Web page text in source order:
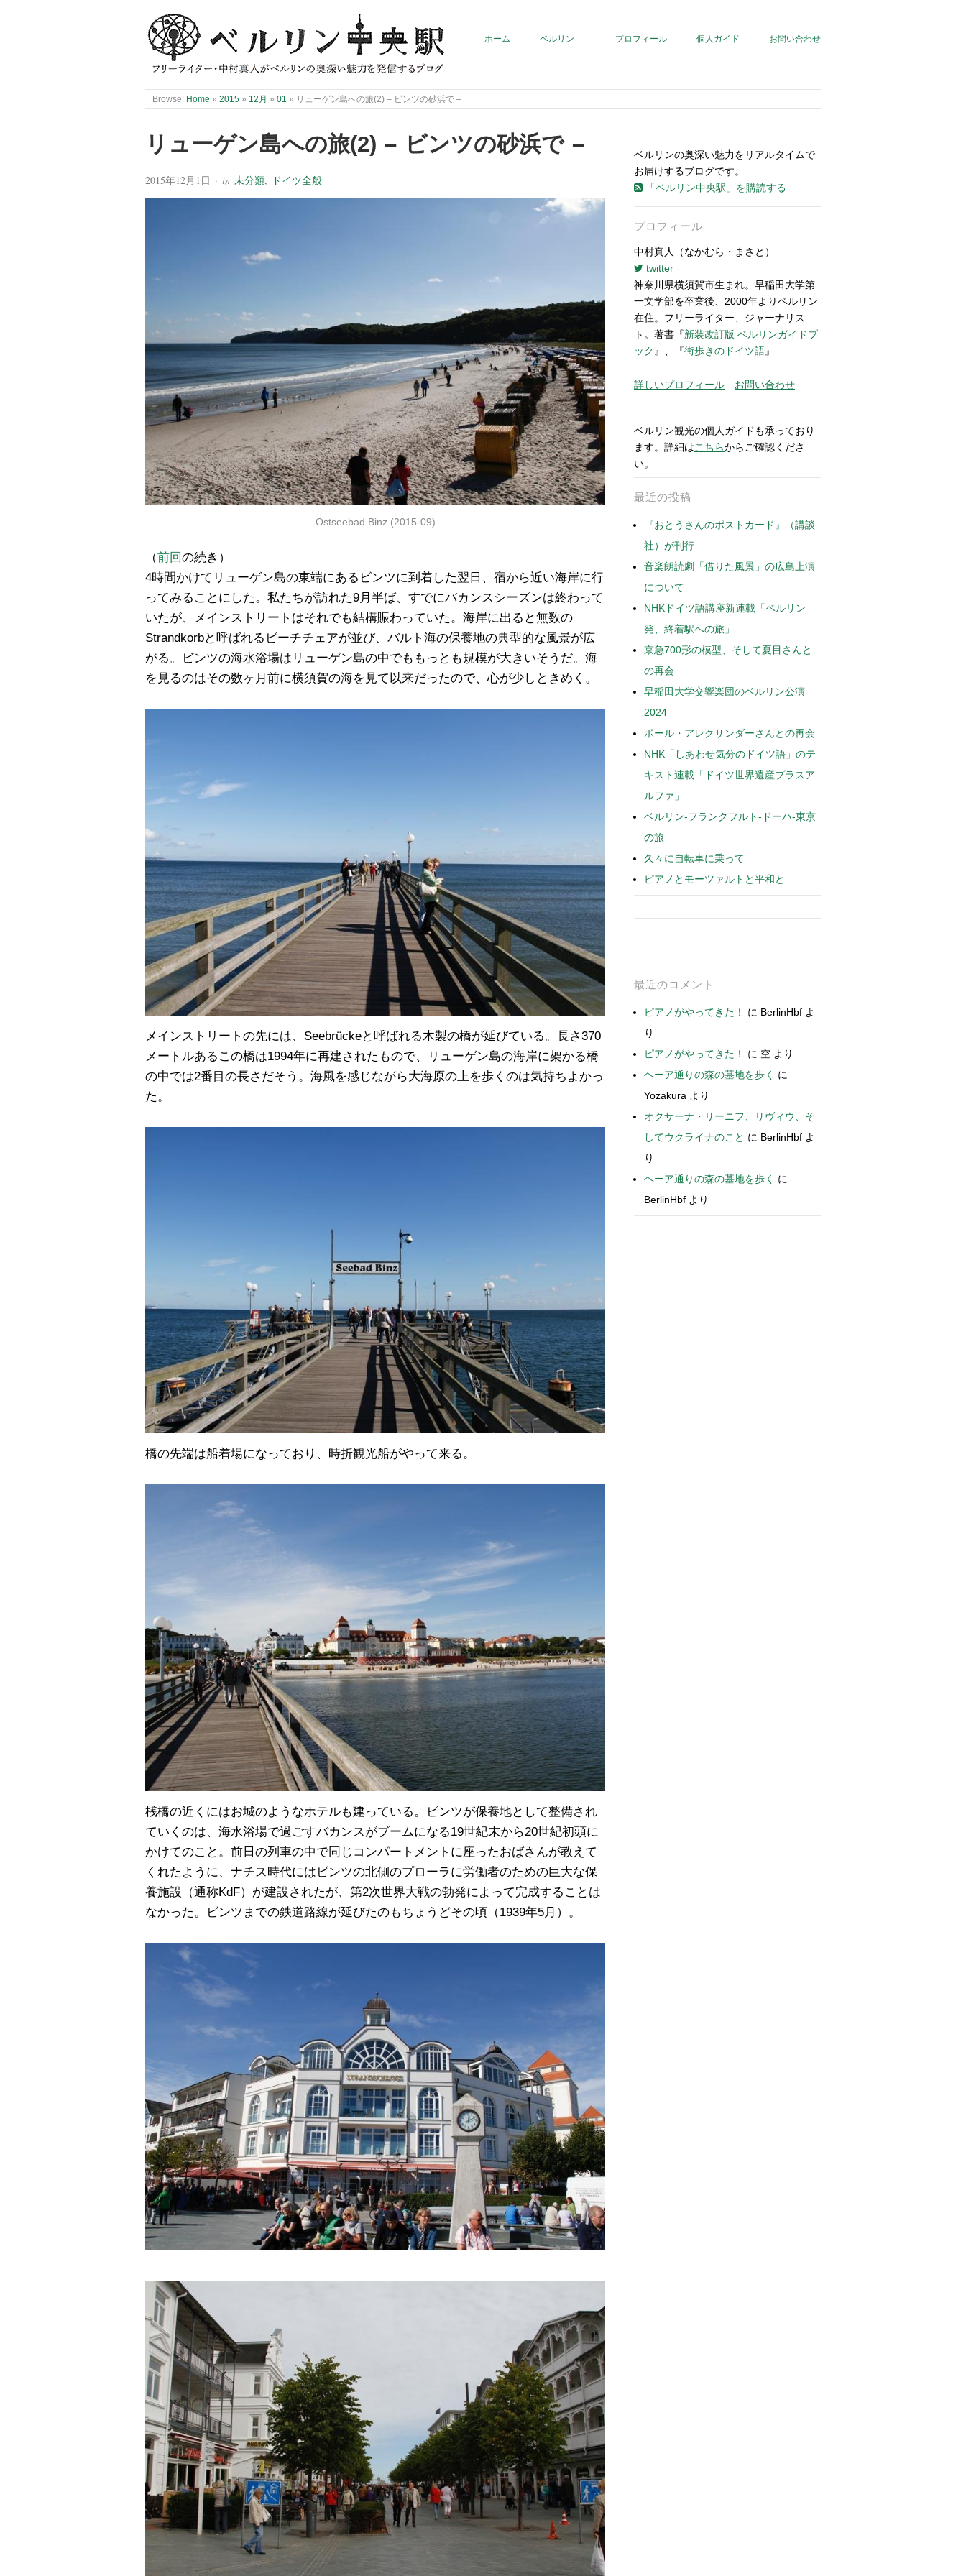
ホーム ベルリン プロフィール 個人ガイド お問い合わせ
Browse: Home » 2015 » 12月 » 01 » リューゲン島への旅(2) – ビンツの砂浜で –
リューゲン島への旅(2) – ビンツの砂浜で –
2015年12月1日 · in 未分類, ドイツ全般
Ostseebad Binz (2015-09)
（前回の続き）
4時間かけてリューゲン島の東端にあるビンツに到着した翌日、宿から近い海岸に行
ってみることにした。私たちが訪れた9月半ば、すでにバカンスシーズンは終わって
いたが、メインストリートはそれでも結構賑わっていた。海岸に出ると無数の
Strandkorbと呼ばれるビーチチェアが並び、バルト海の保養地の典型的な風景が広
がる。ビンツの海水浴場はリューゲン島の中でももっとも規模が大きいそうだ。海
を見るのはその数ヶ月前に横須賀の海を見て以来だったので、心が少しときめく。
メインストリートの先には、Seebrückeと呼ばれる木製の橋が延びている。長さ370
メートルあるこの橋は1994年に再建されたもので、リューゲン島の海岸に架かる橋
の中では2番目の長さだそう。海風を感じながら大海原の上を歩くのは気持ちよかっ
た。
橋の先端は船着場になっており、時折観光船がやって来る。
桟橋の近くにはお城のようなホテルも建っている。ビンツが保養地として整備され
ていくのは、海水浴場で過ごすバカンスがブームになる19世紀末から20世紀初頭に
かけてのこと。前日の列車の中で同じコンパートメントに座ったおばさんが教えて
くれたように、ナチス時代にはビンツの北側のプローラに労働者のための巨大な保
養施設（通称KdF）が建設されたが、第2次世界大戦の勃発によって完成することは
なかった。ビンツまでの鉄道路線が延びたのもちょうどその頃（1939年5月）。
ベルリンの奥深い魅力をリアルタイムで
お届けするブログです。
「ベルリン中央駅」を購読する
プロフィール
中村真人（なかむら・まさと）
twitter
神奈川県横須賀市生まれ。早稲田大学第
一文学部を卒業後、2000年よりベルリン
在住。フリーライター、ジャーナリス
ト。著書『新装改訂版 ベルリンガイドブ
ック 』、『街歩きのドイツ語』
詳しいプロフィール お問い合わせ
ベルリン観光の個人ガイドも承っており
ます。詳細はこちらからご確認くださ
い。
最近の投稿
『おとうさんのポストカード』（講談
社）が刊行
音楽朗読劇「借りた風景」の広島上演
について
NHKドイツ語講座新連載「ベルリン
発、終着駅への旅」
京急700形の模型、そして夏目さんと
の再会
早稲田大学交響楽団のベルリン公演
2024
ポール・アレクサンダーさんとの再会
NHK「しあわせ気分のドイツ語」のテ
キスト連載「ドイツ世界遺産プラスア
ルファ」
ベルリン-フランクフルト-ドーハ-東京
の旅
久々に自転車に乗って
ピアノとモーツァルトと平和と
最近のコメント
ピアノがやってきた！ に BerlinHbf よ
り
ピアノがやってきた！
に 空 より
ヘーア通りの森の墓地を歩く
に
Yozakura より
オクサーナ・リーニフ、リヴィウ、そ
してウクライナのこと に BerlinHbf よ
り
ヘーア通りの森の墓地を歩く
に
BerlinHbf より